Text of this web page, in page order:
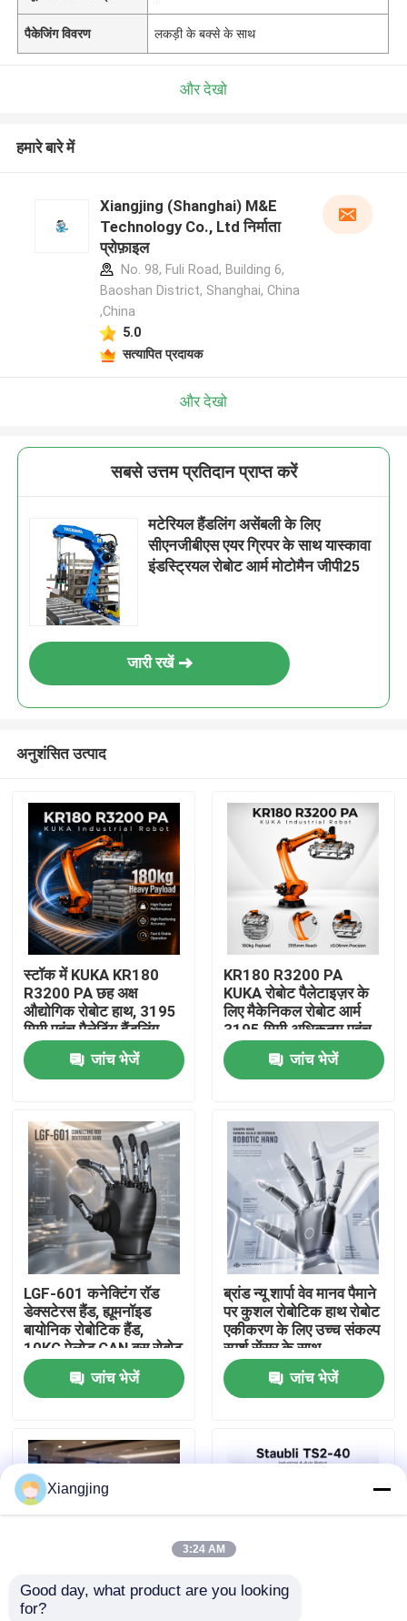
उत्पाद
वीडियो
हमारे बारे में
कारखाना भ्रमण
गुणवत्ता नियंत्रण
हमसे संपर्क करें
ब्लॉग
एक उद्धरण का अनुरोध करें
औद्योगिक रोबोट बांह
पैकेजिंग विवरण लकड़ी के बक्से के साथ
और देखो
हमारे बारे में
Xiangjing (Shanghai) M&E
Technology Co., Ltd निर्माता
प्रोफ़ाइल
No. 98, Fuli Road, Building 6,
Baoshan District, Shanghai, China
,China
5.0
सत्यापित प्रदायक
और देखो
सबसे उत्तम प्रतिदान प्राप्त करें
मटेरियल हैंडलिंग असेंबली के लिए
सीएनजीबीएस एयर ग्रिपर के साथ यास्कावा
इंडस्ट्रियल रोबोट आर्म मोटोमैन जीपी25
जारी रखें
अनुशंसित उत्पाद
स्टॉक में KUKA KR180
R3200 PA छह अक्ष
औद्योगिक रोबोट हाथ, 3195
मिमी पहुंच पैलेटिंग हैंडलिंग
रोबोट हाथ
जांच भेजें
KR180 R3200 PA
KUKA रोबोट पैलेटाइज़र के
लिए मैकेनिकल रोबोट आर्म
3195 मिमी अधिकतम पहुंच
जांच भेजें
LGF-601 कनेक्टिंग रॉड
डेक्सटेरस हैंड, ह्यूमनॉइड
बायोनिक रोबोटिक हैंड,
10KG पेलोड CAN बस रोबोट
एंड इफेक्टर ग्रिपर
जांच भेजें
ब्रांड न्यू शार्पा वेव मानव पैमाने
पर कुशल रोबोटिक हाथ रोबोट
एकीकरण के लिए उच्च संकल्प
स्पर्श सेंसर के साथ
जांच भेजें
एआई ह्यूमनॉइडर रोबोट
Xiangjing
3:24 AM
Good day, what product are you looking
for?